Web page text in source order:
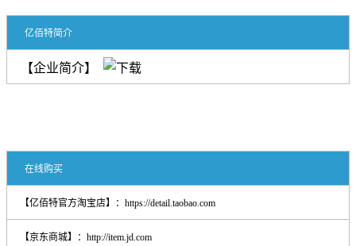
亿佰特简介
【企业简介】
在线购买
【亿佰特官方淘宝店】： https://detail.taobao.com
【京东商城】： http://item.jd.com